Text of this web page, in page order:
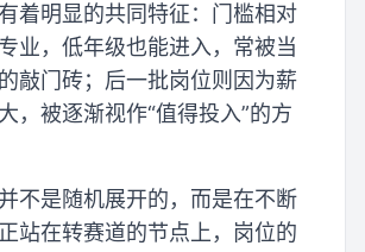
着明显的共同特征：门槛相对
业，低年级也能进入，常被当
敲门砖；后一批岗位则因为薪
，被逐渐视作“值得投入”的方
不是随机展开的，而是在不断
站在转赛道的节点上，岗位的